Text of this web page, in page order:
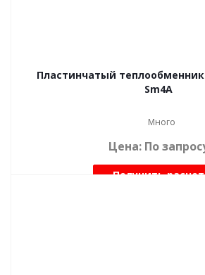
Пластинчатый теплообменник
Sm4A
Много
Цена: По
Получить расчет